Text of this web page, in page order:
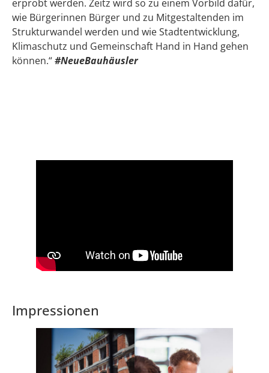
erprobt werden. Zeitz wird so zu einem Vorbild dafür,
wie Bürgerinnen Bürger und zu Mitgestaltenden im
Strukturwandel werden und wie Stadtentwicklung,
Klimaschutz und Gemeinschaft Hand in Hand gehen
können.“#NeueBauhäusler
Impressionen